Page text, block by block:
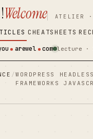
Welcome ATELIER ·
CHEATSHEETS
arewel com lecture ·
/WORDPRESS
FRAMEWORKS